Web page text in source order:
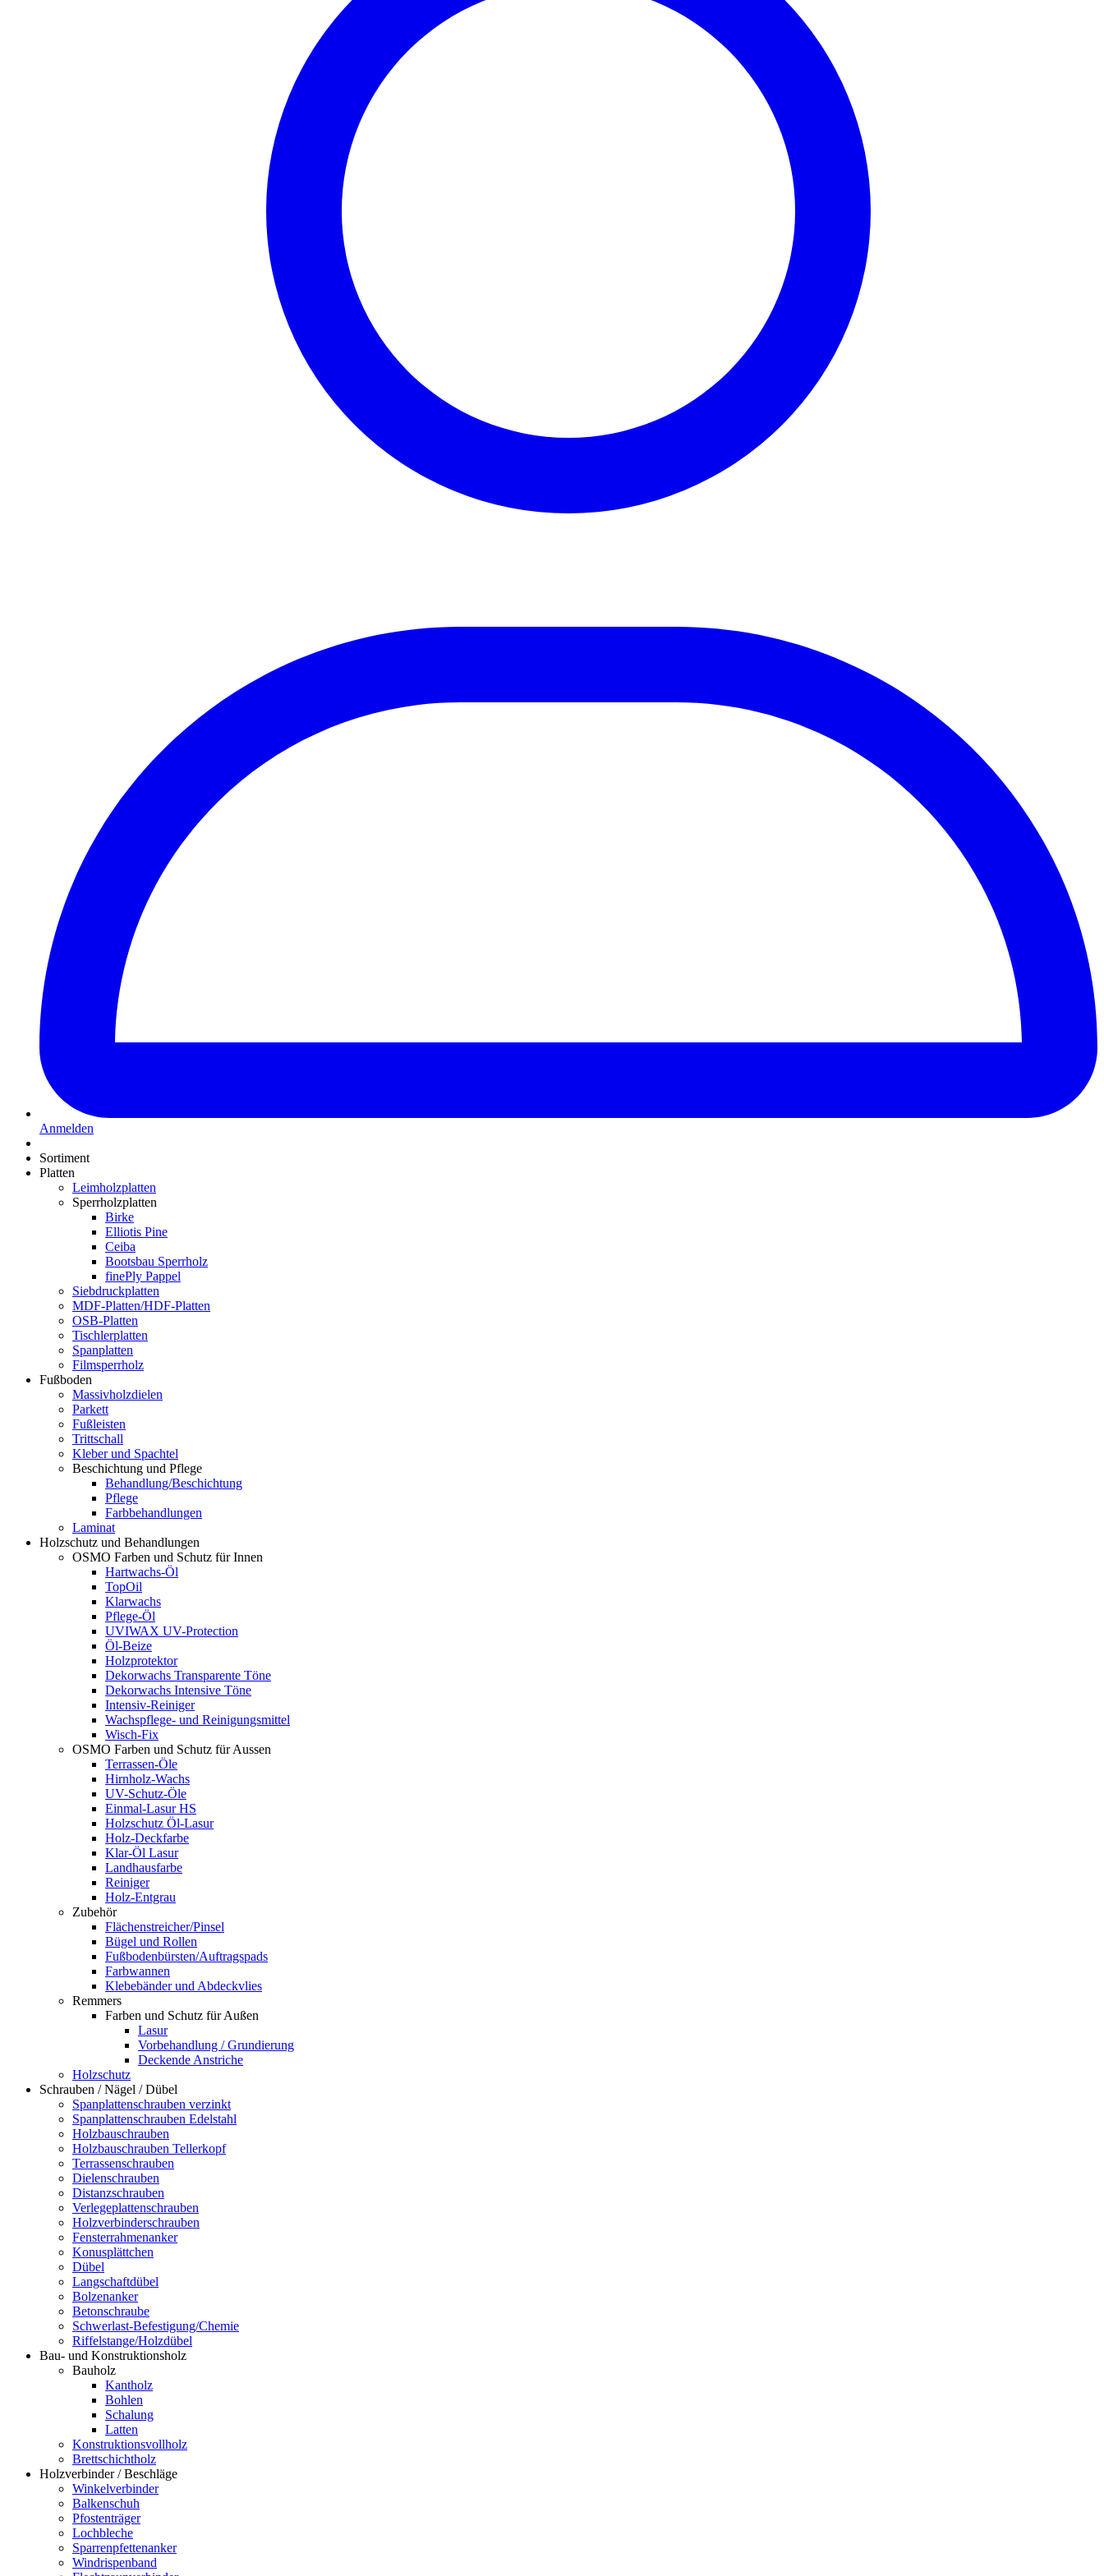
Anmelden
Sortiment
Platten
Leimholzplatten
Sperrholzplatten
Birke
Elliotis Pine
Ceiba
Bootsbau Sperrholz
finePly Pappel
Siebdruckplatten
MDF-Platten/HDF-Platten
OSB-Platten
Tischlerplatten
Spanplatten
Filmsperrholz
Fußboden
Massivholzdielen
Parkett
Fußleisten
Trittschall
Kleber und Spachtel
Beschichtung und Pflege
Behandlung/Beschichtung
Pflege
Farbbehandlungen
Laminat
Holzschutz und Behandlungen
OSMO Farben und Schutz für Innen
Hartwachs-Öl
TopOil
Klarwachs
Pflege-Öl
UVIWAX UV-Protection
Öl-Beize
Holzprotektor
Dekorwachs Transparente Töne
Dekorwachs Intensive Töne
Intensiv-Reiniger
Wachspflege- und Reinigungsmittel
Wisch-Fix
OSMO Farben und Schutz für Aussen
Terrassen-Öle
Hirnholz-Wachs
UV-Schutz-Öle
Einmal-Lasur HS
Holzschutz Öl-Lasur
Holz-Deckfarbe
Klar-Öl Lasur
Landhausfarbe
Reiniger
Holz-Entgrau
Zubehör
Flächenstreicher/Pinsel
Bügel und Rollen
Fußbodenbürsten/Auftragspads
Farbwannen
Klebebänder und Abdeckvlies
Remmers
Farben und Schutz für Außen
Lasur
Vorbehandlung / Grundierung
Deckende Anstriche
Holzschutz
Schrauben / Nägel / Dübel
Spanplattenschrauben verzinkt
Spanplattenschrauben Edelstahl
Holzbauschrauben
Holzbauschrauben Tellerkopf
Terrassenschrauben
Dielenschrauben
Distanzschrauben
Verlegeplattenschrauben
Holzverbinderschrauben
Fensterrahmenanker
Konusplättchen
Dübel
Langschaftdübel
Bolzenanker
Betonschraube
Schwerlast-Befestigung/Chemie
Riffelstange/Holzdübel
Bau- und Konstruktionsholz
Bauholz
Kantholz
Bohlen
Schalung
Latten
Konstruktionsvollholz
Brettschichtholz
Holzverbinder / Beschläge
Winkelverbinder
Balkenschuh
Pfostenträger
Lochbleche
Sparrenpfettenanker
Windrispenband